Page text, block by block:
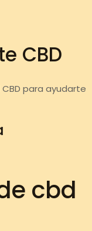
CBD
para ayudarte
cbd